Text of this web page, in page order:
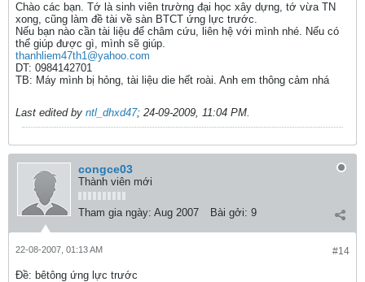
Chào các bạn. Tớ là sinh viên trường đại học xây dựng, tớ vừa TN
xong, cũng làm đề tài về sàn BTCT ứng lực trước.
Nếu bạn nào cần tài liệu để châm cứu, liên hệ với mình nhé. Nếu có
thể giúp được gì, mình sẽ giúp.
thanhliem47th1@yahoo.com
DT: 0984142701
TB: Máy mình bị hỏng, tài liệu die hết roài. Anh em thông cảm nhá
Last edited by ntl_dhxd47; 24-09-2009, 11:04 PM.
congce03
Thành viên mới
Tham gia ngày: Aug 2007 Bài gởi: 9
#14
22-08-2007, 01:13 AM
Ðề: bêtông ứng lực trước